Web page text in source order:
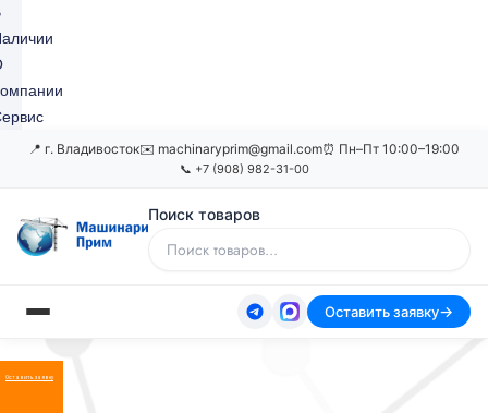
📍 г. Владивосток✉️ machinaryprim@gmail.com⏰ Пн–Пт 10:00–19:00
📞 +7 (908) 982-31-00
Поиск товаров
Оставить заявку
Оставить заявку